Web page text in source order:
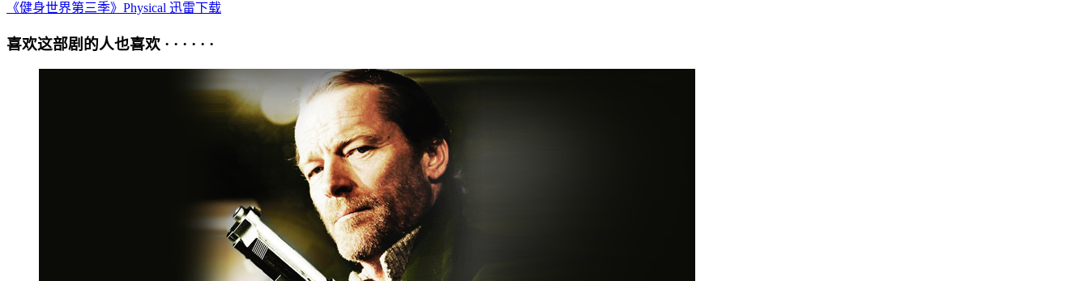
《健身世界第三季》Physical 迅雷下载
喜欢这部剧的人也喜欢 · · · · · ·